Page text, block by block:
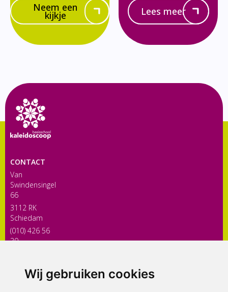
Wij gebruiken cookies
Neem een
kijkje Lees meer
CONTACT
Van
Swindensingel
66
3112 RK
Schiedam
(010) 426 56
30
ONDERDEEL VAN